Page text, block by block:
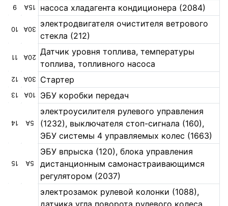
9 15А насоса хладагента кондиционера (2084)
10 30А
электродвигателя очистителя ветрового
стекла (212)
11 20А
Датчик уровня топлива, температуры
топлива, топливного насоса
12 30А Стартер
13 10А ЭБУ коробки передач
14 5А
электроусилителя рулевого управления
(1232), выключателя стоп-сигнала (160),
ЭБУ системы 4 управляемых колес (1663)
15 5А
ЭБУ впрыска (120), блока управления
дистанционным самонастраивающимся
регулятором (2037)
электрозамок рулевой колонки (1088),